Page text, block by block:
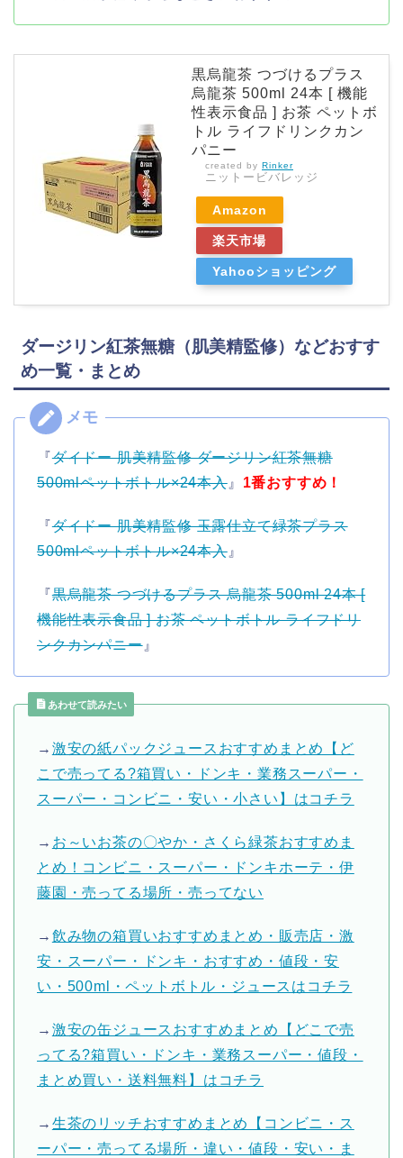
黒烏龍茶 つづけるプラス
烏龍茶 500ml 24本 [ 機能
性表示食品 ] お茶 ペットボ
トル ライフドリンクカン
パニー
created by Rinker
ニットービバレッジ
Amazon
楽天市場
Yahooショッピング
ダージリン紅茶無糖（肌美精監修）などおすす
め一覧・まとめ
『ダイドー 肌美精監修 ダージリン紅茶無糖
500mlペットボトル×24本入』 1番おすすめ！
『ダイドー 肌美精監修 玉露仕立て緑茶プラス
500mlペットボトル×24本入』
『黒烏龍茶 つづけるプラス 烏龍茶 500ml 24本 [
機能性表示食品 ] お茶 ペットボトル ライフドリ
ンクカンパニー』
あわせて読みたい
→ 激安の紙パックジュースおすすめまとめ【ど
こで売ってる?箱買い・ドンキ・業務スーパー・
スーパー・コンビニ・安い・小さい】はコチラ
→ お～いお茶の〇やか・さくら緑茶おすすめま
とめ！コンビニ・スーパー・ドンキホーテ・伊
藤園・売ってる場所・売ってない
→ 飲み物の箱買いおすすめまとめ・販売店・激
安・スーパー・ドンキ・おすすめ・値段・安
い・500ml・ペットボトル・ジュースはコチラ
→ 激安の缶ジュースおすすめまとめ【どこで売
ってる?箱買い・ドンキ・業務スーパー・値段・
まとめ買い・送料無料】はコチラ
→ 生茶のリッチおすすめまとめ【コンビニ・ス
ーパー・売ってる場所・違い・値段・安い・ま